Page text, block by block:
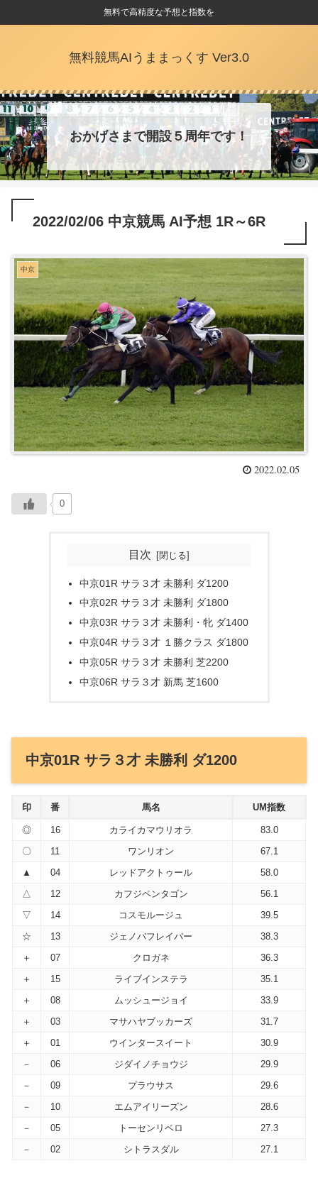
無料で高精度な予想と指数を
無料競馬AIうままっくす Ver3.0
おかげさまで開設５周年です！
2022/02/06 中京競馬 AI予想 1R～6R
中京
2022.02.05
0
目次
中京01R サラ３才 未勝利 ダ1200
中京02R サラ３才 未勝利 ダ1800
中京03R サラ３才 未勝利・牝 ダ1400
中京04R サラ３才 １勝クラス ダ1800
中京05R サラ３才 未勝利 芝2200
中京06R サラ３才 新馬 芝1600
中京01R サラ３才 未勝利 ダ1200
印 番 馬名 UM指数
◎ 16 カライカマウリオラ
83.0
〇
11 ワンリオン
67.1
▲
04 レッドアクトゥール
58.0
△
12 カフジペンタゴン
56.1
▽
14 コスモルージュ
39.5
☆
13 ジェノバフレイバー
38.3
＋
07 クロガネ
36.3
＋
15 ライブインステラ
35.1
＋
08 ムッシュージョイ
33.9
＋
03 マサハヤブッカーズ
31.7
＋
01 ウインタースイート
30.9
－
06 ジダイノチョウジ
29.9
－
09 プラウサス
29.6
－
10 エムアイリーズン
28.6
－
05 トーセンリベロ
27.3
－
02 シトラスダル 27.1